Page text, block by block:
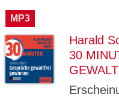
MP3
Harald
30